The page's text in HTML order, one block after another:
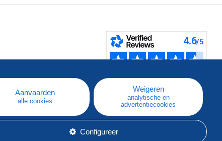
Aanvaarden
alle cookies
Weigeren
analytische en
advertentiecookies
Configureer